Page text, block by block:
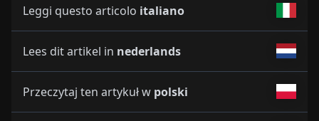
Leggi questo articolo italiano
Lees dit artikel in nederlands
Przeczytaj ten artykuł w polski